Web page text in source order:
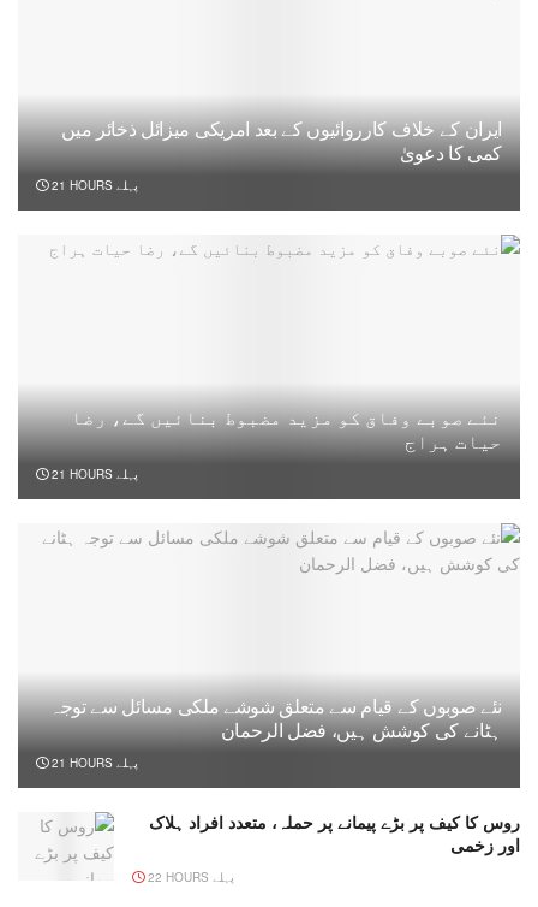
ایران کے خلاف کارروائیوں کے بعد امریکی میزائل ذخائر میں
کمی کا دعویٰ
21 HOURS پہلے
نئے صوبے وفاق کو مزید مضبوط بنائیں گے، رضا
حیات ہراج
21 HOURS پہلے
نئے صوبوں کے قیام سے متعلق شوشے ملکی مسائل سے توجہ
ہٹانے کی کوشش ہیں، فضل الرحمان
21 HOURS پہلے
روس کا کیف پر بڑے پیمانے پر حملہ، متعدد افراد ہلاک
اور زخمی
22 HOURS پہلے